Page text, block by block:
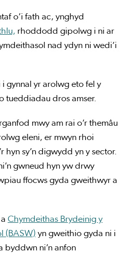
o’i fath ac, ynghyd
rhoddodd gipolwg i ni ar
nad ydyn ni wedi’i
gynnal yr arolwg eto fel y
tueddiadau dros amser.
mwy am rai o’r themâu
eleni, er mwyn rhoi
hyn sy’n digwydd yn y sector.
gwneud hyn yw drwy
ffocws gyda gweithwyr a
a Chymdeithas Brydeinig y
(BASW) yn gweithio gyda ni i
byddwn ni’n anfon